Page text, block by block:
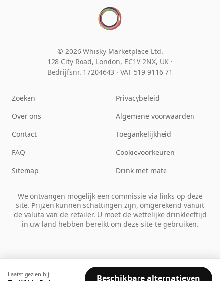
Laatst gezien bij:
Beschikbare alternatieven
© 2026 Whisky Marketplace Ltd.
128 City Road, London, EC1V 2NX, UK ·
Bedrijfsnr. 17204643 · VAT 519 9116 71
Zoeken
Over ons
Contact
FAQ
Sitemap
Privacybeleid
Algemene voorwaarden
Toegankelijkheid
Cookievoorkeuren
Drink met mate
We ontvangen mogelijk een commissie via links op deze
site. Prijzen kunnen schattingen zijn, omgerekend vanuit
de valuta van de retailer. U moet de wettelijke drinkleeftijd
in uw land hebben bereikt om deze site te gebruiken.